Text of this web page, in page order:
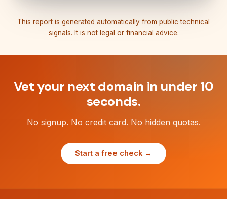
This report is generated automatically from public technical
signals. It is not legal or financial advice.
Vet your next domain in under 10
seconds.
No signup. No credit card. No hidden quotas.
Start a free check →